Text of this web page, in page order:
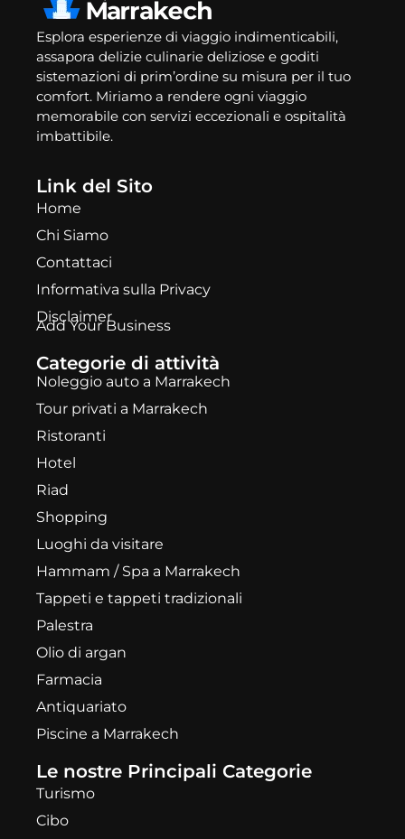
Esplora esperienze di viaggio indimenticabili,
assapora delizie culinarie deliziose e goditi
sistemazioni di prim’ordine su misura per il tuo
comfort. Miriamo a rendere ogni viaggio
memorabile con servizi eccezionali e ospitalità
imbattibile.
Link del Sito
Home
Chi Siamo
Contattaci
Informativa sulla Privacy
Disclaimer
Add Your Business
Categorie di attività
Noleggio auto a Marrakech
Tour privati a Marrakech
Ristoranti
Hotel
Riad
Shopping
Luoghi da visitare
Hammam / Spa a Marrakech
Tappeti e tappeti tradizionali
Palestra
Olio di argan
Farmacia
Antiquariato
Piscine a Marrakech
Le nostre Principali Categorie
Turismo
Cibo